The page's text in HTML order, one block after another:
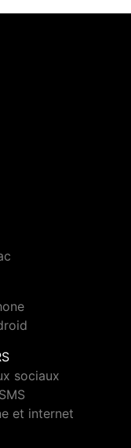
sociaux
et internet